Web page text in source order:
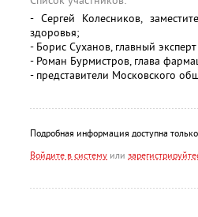
- Сергей Колесников,
здоровья;
- Борис Суханов, главный
- Роман Бурмистров, глава
- представители Московского
Подробная информация доступна
Войдите в систему или